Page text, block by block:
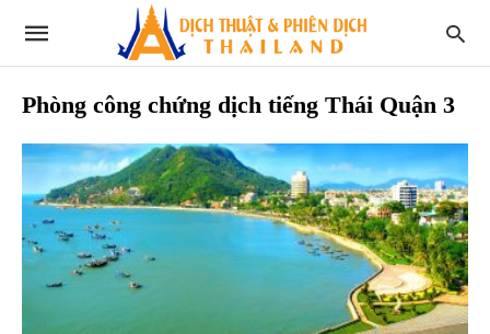
Phòng công chứng dịch tiếng Thái Quận 3